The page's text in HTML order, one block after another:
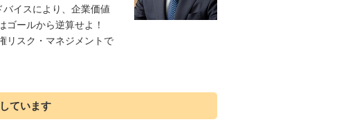
イスにより、企業価値
ゴールから逆算せよ！
リスク・マネジメントで
ています